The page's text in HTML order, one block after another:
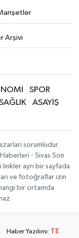
Arşivi
SPOR
ASAYİŞ
sorumludur.
- Sivas Son
ayrı bir sayfada
ve fotoğraflar izin
bir ortamda
Haber Yazılımı: TE